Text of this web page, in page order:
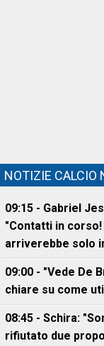
NOTIZIE CALCIO
09:15 - Gabriel
"Contatti in
arriverebbe solo
09:00 - "Vede De
chiare su come
08:45 - Schira:
rifiutato due